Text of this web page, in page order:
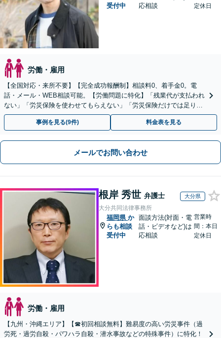
受付中
応相談
定休日
労働・雇用
【全国対応・来所不要】【完全成功報酬制】相談料0、着手金0。電
話・メール・WEB相談可能。【労働問題に特化】「残業代が支払われ
ない」「労災保険を使わせてもらえない」「労災保険だけでは足りな
い。損害賠償請求したい」など労働問題はお任せを。
事例を見る(9件) 料金表を見る
メールでお問い合わせ
根岸 秀世 弁護士 大分県
大分共同法律事務所
福岡県 か
らも相談
受付中
面談方法(対面・電
話・ビデオなど)は
応相談
営業時
間：本日
定休日
労働・雇用
【九州・沖縄エリア】【☎︎初回相談無料】難易度の高い労災事件（過
労死・過労自殺・パワハラ自殺・潜水事故などの特殊事件）に特化！